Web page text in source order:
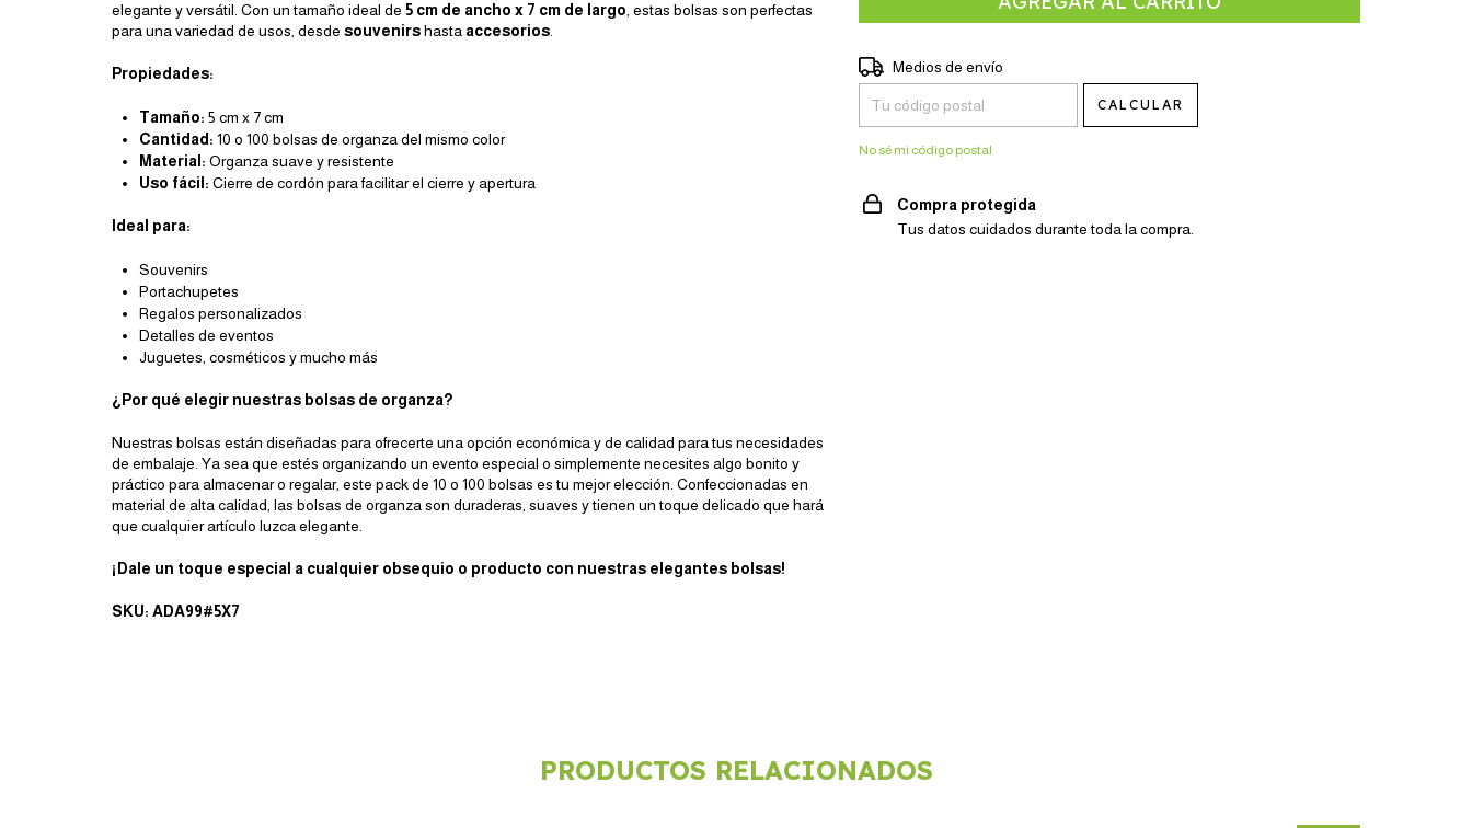
elegante y versátil. Con un tamaño ideal de 5 cm de ancho x 7 cm de largo, estas bolsas son perfectas
para una variedad de usos, desde souvenirshasta accesorios.
Propiedades:
Tamaño: 5 cm x 7 cm
Cantidad: 10 o 100 bolsas de organza del mismo color
Material: Organza suave y resistente
Uso fácil: Cierre de cordón para facilitar el cierre y apertura
Ideal para:
Souvenirs
Portachupetes
Regalos personalizados
Detalles de eventos
Juguetes, cosméticos y mucho más
¿Por qué elegir nuestras bolsas de organza?
Nuestras bolsas están diseñadas para ofrecerte una opción económica y de calidad para tus necesidades
de embalaje. Ya sea que estés organizando un evento especial o simplemente necesites algo bonito y
práctico para almacenar o regalar, este pack de 10 o 100 bolsas es tu mejor elección. Confeccionadas en
material de alta calidad, las bolsas de organza son duraderas, suaves y tienen un toque delicado que hará
que cualquier artículo luzca elegante.
¡Dale un toque especial a cualquier obsequio o producto con nuestras elegantes bolsas!
SKU: ADA99#5X7
Entregas para el CP:
Medios de envío
CALCULAR
No sé mi código postal
Compra protegida
Tus datos cuidados durante toda la compra.
PRODUCTOS RELACIONADOS